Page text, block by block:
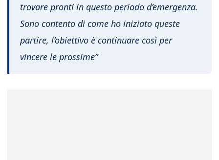
trovare pronti in questo periodo d’emergenza.
Sono contento di come ho iniziato queste
partire, l’obiettivo è continuare così per
vincere le prossime”